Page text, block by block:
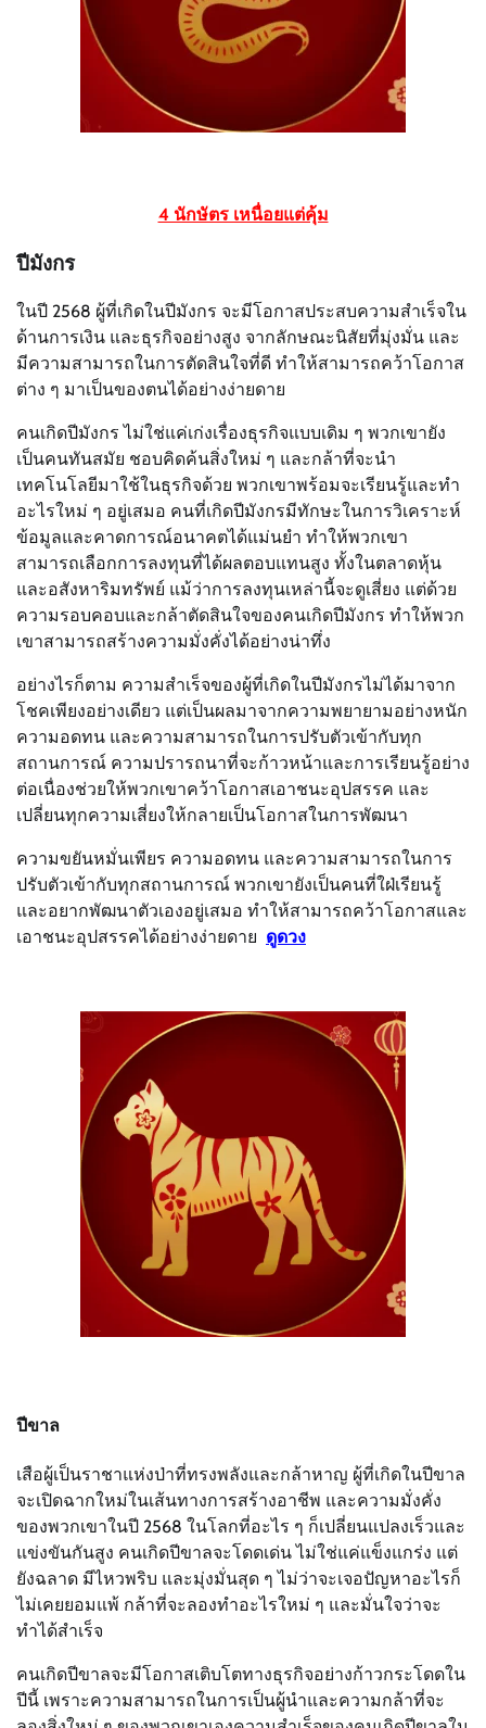
4 นักษัตร เหนื่อยแต่คุ้ม
ปีมังกร
ในปี 2568 ผู้ที่เกิดในปีมังกร จะมีโอกาสประสบความสำเร็จใน
ด้านการเงิน และธุรกิจอย่างสูง จากลักษณะนิสัยที่มุ่งมั่น และ
มีความสามารถในการตัดสินใจที่ดี ทำให้สามารถคว้าโอกาส
ต่าง ๆ มาเป็นของตนได้อย่างง่ายดาย
คนเกิดปีมังกร ไม่ใช่แค่เก่งเรื่องธุรกิจแบบเดิม ๆ พวกเขายัง
เป็นคนทันสมัย ชอบคิดค้นสิ่งใหม่ ๆ และกล้าที่จะนำ
เทคโนโลยีมาใช้ในธุรกิจด้วย พวกเขาพร้อมจะเรียนรู้และทำ
อะไรใหม่ ๆ อยู่เสมอ คนที่เกิดปีมังกรมีทักษะในการวิเคราะห์
ข้อมูลและคาดการณ์อนาคตได้แม่นยำ ทำให้พวกเขา
สามารถเลือกการลงทุนที่ได้ผลตอบแทนสูง ทั้งในตลาดหุ้น
และอสังหาริมทรัพย์ แม้ว่าการลงทุนเหล่านี้จะดูเสี่ยง แต่ด้วย
ความรอบคอบและกล้าตัดสินใจของคนเกิดปีมังกร ทำให้พวก
เขาสามารถสร้างความมั่งคั่งได้อย่างน่าทึ่ง
อย่างไรก็ตาม ความสำเร็จของผู้ที่เกิดในปีมังกรไม่ได้มาจาก
โชคเพียงอย่างเดียว แต่เป็นผลมาจากความพยายามอย่างหนัก
ความอดทน และความสามารถในการปรับตัวเข้ากับทุก
สถานการณ์ ความปรารถนาที่จะก้าวหน้าและการเรียนรู้อย่าง
ต่อเนื่องช่วยให้พวกเขาคว้าโอกาสเอาชนะอุปสรรค และ
เปลี่ยนทุกความเสี่ยงให้กลายเป็นโอกาสในการพัฒนา
ความขยันหมั่นเพียร ความอดทน และความสามารถในการ
ปรับตัวเข้ากับทุกสถานการณ์ พวกเขายังเป็นคนที่ใฝ่เรียนรู้
และอยากพัฒนาตัวเองอยู่เสมอ ทำให้สามารถคว้าโอกาสและ
เอาชนะอุปสรรคได้อย่างง่ายดาย ดูดวง
ปีขาล
เสือผู้เป็นราชาแห่งป่าที่ทรงพลังและกล้าหาญ ผู้ที่เกิดในปีขาล
จะเปิดฉากใหม่ในเส้นทางการสร้างอาชีพ และความมั่งคั่ง
ของพวกเขาในปี 2568 ในโลกที่อะไร ๆ ก็เปลี่ยนแปลงเร็วและ
แข่งขันกันสูง คนเกิดปีขาลจะโดดเด่น ไม่ใช่แค่แข็งแกร่ง แต่
ยังฉลาด มีไหวพริบ และมุ่งมั่นสุด ๆ ไม่ว่าจะเจอปัญหาอะไรก็
ไม่เคยยอมแพ้ กล้าที่จะลองทำอะไรใหม่ ๆ และมั่นใจว่าจะ
ทำได้สำเร็จ
คนเกิดปีขาลจะมีโอกาสเติบโตทางธุรกิจอย่างก้าวกระโดดใน
ปีนี้ เพราะความสามารถในการเป็นผู้นำและความกล้าที่จะ